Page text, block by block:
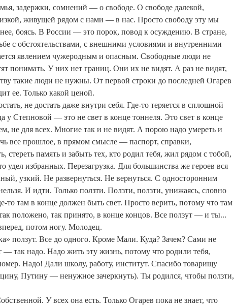
задержки, сомнений — о свободе. О свободе далекой,
живущей рядом с нами — в нас. Просто свободу эту мы
боясь. В России — это порок, повод к осуждению. В стране,
с обстоятельствами, с внешними условиями и внутренними
явлением чужеродным и опасным. Свободные люди не
понимать. У них нет границ. Они их не видят. А раз не видят,
такие люди не нужны. От первой строки до последней Огарев
ее. Только какой ценой.
не достать даже внутри себя. Где-то теряется в сплошной
у Степновой — это не свет в конце тоннеля. Это свет в конце
не для всех. Многие так и не видят. А порою надо умереть и
все прошлое, в прямом смысле — паспорт, справки,
стереть память и забыть тех, кто родил тебя, жил рядом с тобой,
избранных. Перезагрузка. Для большинства же героев вся
узкий. Не развернуться. Не вернуться. С односторонним
И идти. Только ползти. Ползти, ползти, унижаясь, словно
то там в конце должен быть свет. Просто верить, потому что там
положено, так принято, в конце концов. Все ползут — и ты...
потом ногу. Молодец.
ползут. Все до одного. Кроме Мали. Куда? Зачем? Сами не
так надо. Надо жить эту жизнь, потому что родили тебя,
Надо! Дали школу, работу, институт. Спасибо товарищу
Путину — ненужное зачеркнуть). Ты родился, чтобы ползти,
У всех она есть. Только Огарев пока не знает, что